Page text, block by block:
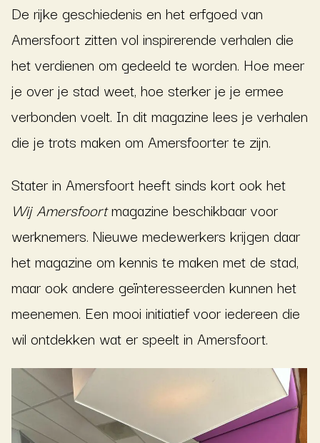
De rijke geschiedenis en het erfgoed van
Amersfoort zitten vol inspirerende verhalen die
het verdienen om gedeeld te worden. Hoe meer
je over je stad weet, hoe sterker je je ermee
verbonden voelt. In dit magazine lees je verhalen
die je trots maken om Amersfoorter te zijn.
Stater in Amersfoort heeft sinds kort ook het
Wij Amersfoortmagazine beschikbaar voor
werknemers. Nieuwe medewerkers krijgen daar
het magazine om kennis te maken met de stad,
maar ook andere geïnteresseerden kunnen het
meenemen. Een mooi initiatief voor iedereen die
wil ontdekken wat er speelt in Amersfoort.